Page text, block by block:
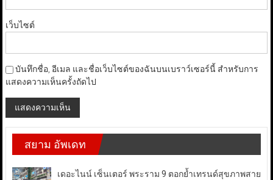
เว็บไซต์
บันทึกชื่อ, อีเมล และชื่อเว็บไซต์ของฉันบนเบราว์เซอร์นี้ สำหรับการ
แสดงความเห็นครั้งถัดไป
สยาม อัพเดท
เดอะไนน์ เซ็นเตอร์ พระราม 9 ตอกย้ำเทรนด์สุขภาพสาย